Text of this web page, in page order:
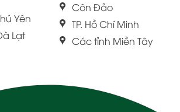
Yên
Lạt
Côn Đảo
TP. Hồ Chí Minh
Các tỉnh Miền Tây